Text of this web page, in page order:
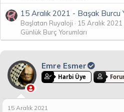
15 Aralık 2021 - Başak Burcu
Başlatan Ruyaloji 15 Aralık 2021
Günlük Burç Yorumları
Emre Esmer
Harbi Üye
15 Aralık 2021